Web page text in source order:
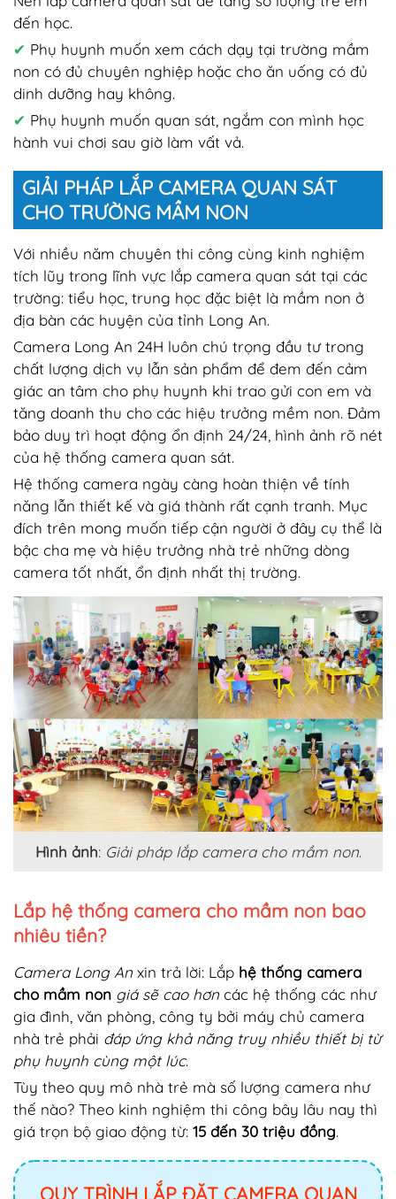
đến học.
✔ Phụ huynh muốn xem cách dạy tại trường mầm
non có đủ chuyên nghiệp hoặc cho ăn uống có đủ
dinh dưỡng hay không.
✔ Phụ huynh muốn quan sát, ngắm con mình học
hành vui chơi sau giờ làm vất vả.
GIẢI PHÁP LẮP CAMERA QUAN SÁT
CHO TRƯỜNG MẦM NON
Với nhiều năm chuyên thi công cùng kinh nghiệm
tích lũy trong lĩnh vực lắp camera quan sát tại các
trường: tiểu học, trung học đặc biệt là mầm non ở
địa bàn các huyện của tỉnh Long An.
Camera Long An 24H luôn chú trọng đầu tư trong
chất lượng dịch vụ lẫn sản phẩm để đem đến cảm
giác an tâm cho phụ huynh khi trao gửi con em và
tăng doanh thu cho các hiệu trưởng mềm non. Đảm
bảo duy trì hoạt động ổn định 24/24, hình ảnh rõ nét
của hệ thống camera quan sát.
Hệ thống camera ngày càng hoàn thiện về tính
năng lẫn thiết kế và giá thành rất cạnh tranh. Mục
đích trên mong muốn tiếp cận người ở đây cụ thể là
bậc cha mẹ và hiệu trưởng nhà trẻ những dòng
camera tốt nhất, ổn định nhất thị trường.
Hình ảnh: Giải pháp lắp camera cho mầm non.
Lắp hệ thống camera cho mầm non bao
nhiêu tiền?
Camera Long An xin trả lời: Lắp hệ thống camera
cho mầm non giá sẽ cao hơn các hệ thống các như
gia đình, văn phòng, công ty bởi máy chủ camera
nhà trẻ phải đáp ứng khả năng truy nhiều thiết bị từ
phụ huynh cùng một lúc.
Tùy theo quy mô nhà trẻ mà số lượng camera như
thế nào? Theo kinh nghiệm thi công bây lâu nay thì
giá trọn bộ giao động từ: 15 đến 30 triệu đồng.
QUY TRÌNH LẮP ĐẶT CAMERA QUAN